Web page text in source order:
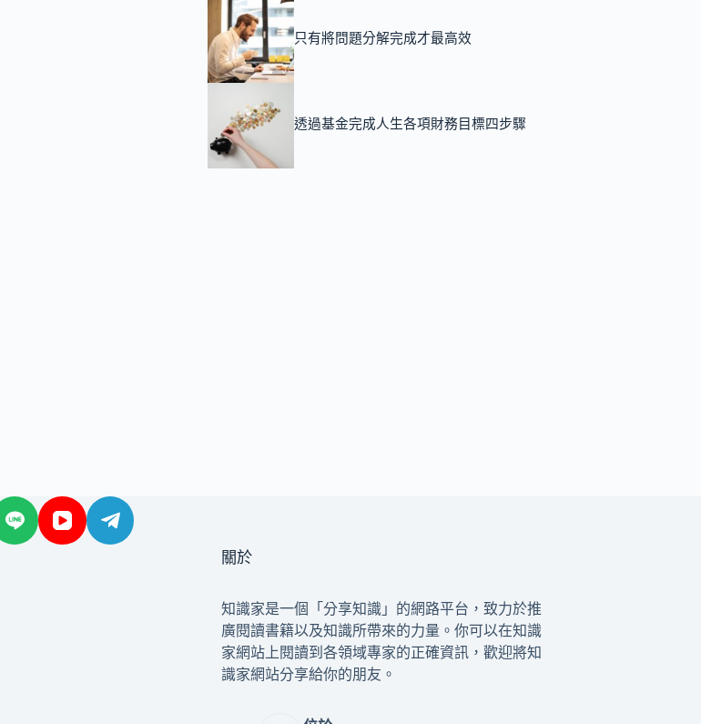
只有將問題分解完成才最高效
透過基金完成人生各項財務目標四步驟
關於
知識家是一個「分享知識」的網路平台，致力於推
廣閱讀書籍以及知識所帶來的力量。你可以在知識
家網站上閱讀到各領域專家的正確資訊，歡迎將知
識家網站分享給你的朋友。